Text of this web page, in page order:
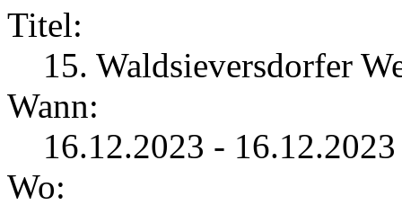
Titel:
15. Waldsieversdorfer
Wann:
16.12.2023 -
Wo: